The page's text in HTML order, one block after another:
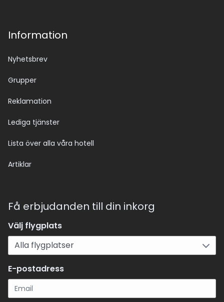
Information
Nyhetsbrev
Grupper
Reklamation
Lediga tjänster
Lista över alla våra hotell
Artiklar
Få erbjudanden till din inkorg
Välj flygplats
E-postadress